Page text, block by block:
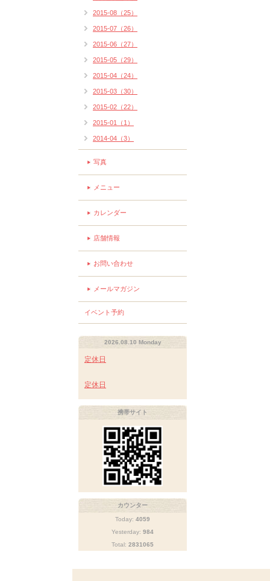
2015-08（25）
2015-07（26）
2015-06（27）
2015-05（29）
2015-04（24）
2015-03（30）
2015-02（22）
2015-01（1）
2014-04（3）
写真
メニュー
カレンダー
店舗情報
お問い合わせ
メールマガジン
イベント予約
2026.08.10 Monday
定休日
定休日
携帯サイト
カウンター
Today: 4059
Yesterday: 984
Total: 2831065